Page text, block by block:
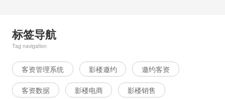
标签导航
Tag navigation
客资管理系统 影楼邀约 邀约客资
客资数据 影楼电商 影楼销售